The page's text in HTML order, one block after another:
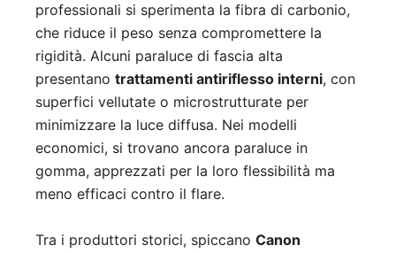
professionali si sperimenta la fibra di carbonio,
che riduce il peso senza compromettere la
rigidità. Alcuni paraluce di fascia alta
presentano trattamenti antiriflesso interni, con
superfici vellutate o microstrutturate per
minimizzare la luce diffusa. Nei modelli
economici, si trovano ancora paraluce in
gomma, apprezzati per la loro flessibilità ma
meno efficaci contro il flare.
Tra i produttori storici, spiccano Canon